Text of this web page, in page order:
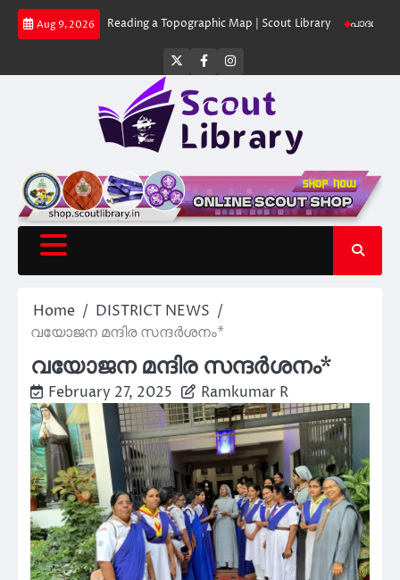
Skip
Aug 9, 2026
Reading a Topographic Map | Scout Library പാദമുദ്രകൾ വിടരുത്
Twitter
FacebookInstagram
Home
DISTRICT NEWS
വയോജന മന്ദിര സന്ദർശനം*
വയോജന മന്ദിര സന്ദർശനം*
February 27, 2025 Ramkumar R